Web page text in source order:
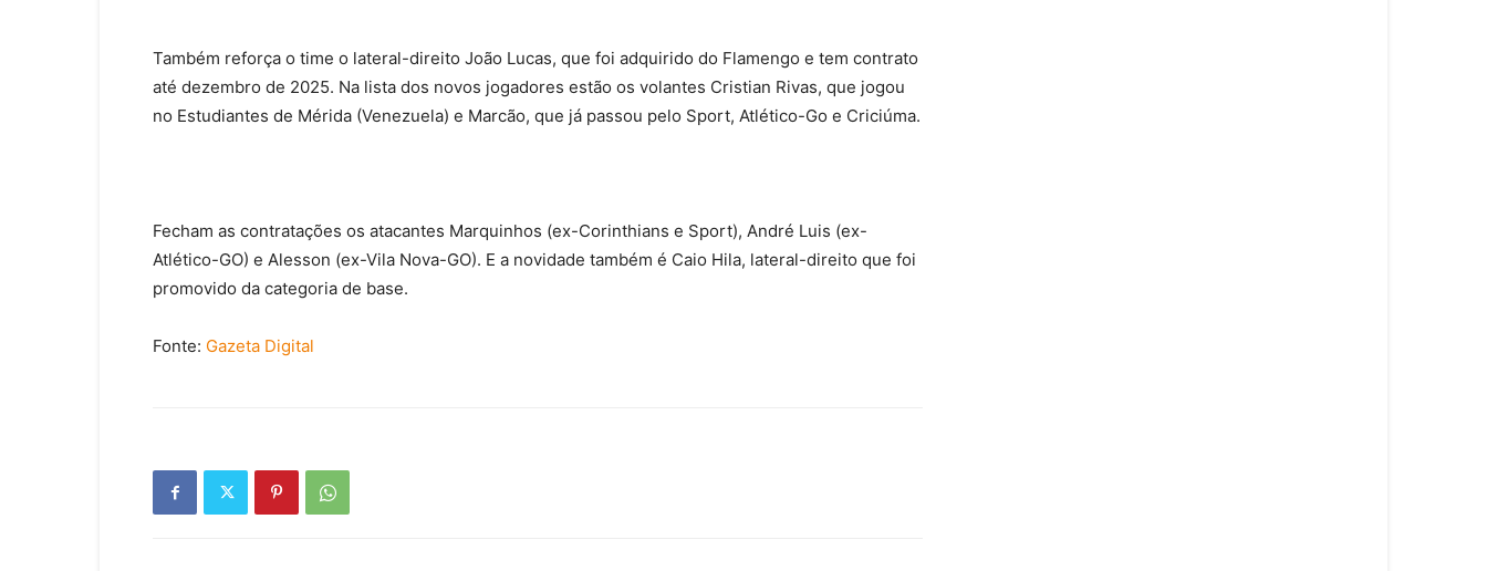
Também reforça o time o lateral-direito João Lucas, que foi adquirido do Flamengo e tem contrato
até dezembro de 2025. Na lista dos novos jogadores estão os volantes Cristian Rivas, que jogou
no Estudiantes de Mérida (Venezuela) e Marcão, que já passou pelo Sport, Atlético-Go e Criciúma.
Fecham as contratações os atacantes Marquinhos (ex-Corinthians e Sport), André Luis (ex-
Atlético-GO) e Alesson (ex-Vila Nova-GO). E a novidade também é Caio Hila, lateral-direito que foi
promovido da categoria de base.
Fonte: Gazeta Digital